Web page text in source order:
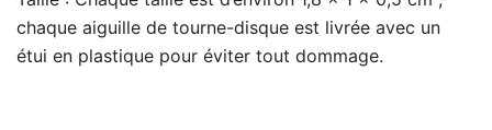
chaque aiguille de tourne-disque est livrée avec un
étui en plastique pour éviter tout dommage.